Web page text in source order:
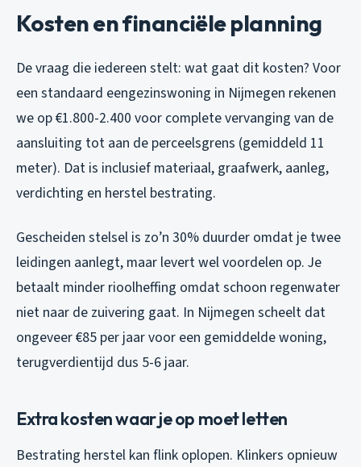
Kosten en financiële planning
De vraag die iedereen stelt: wat gaat dit kosten? Voor
een standaard eengezinswoning in Nijmegen rekenen
we op €1.800-2.400 voor complete vervanging van de
aansluiting tot aan de perceelsgrens (gemiddeld 11
meter). Dat is inclusief materiaal, graafwerk, aanleg,
verdichting en herstel bestrating.
Gescheiden stelsel is zo’n 30% duurder omdat je twee
leidingen aanlegt, maar levert wel voordelen op. Je
betaalt minder rioolheffing omdat schoon regenwater
niet naar de zuivering gaat. In Nijmegen scheelt dat
ongeveer €85 per jaar voor een gemiddelde woning,
terugverdientijd dus 5-6 jaar.
Extra kosten waar je op moet letten
Bestrating herstel kan flink oplopen. Klinkers opnieuw